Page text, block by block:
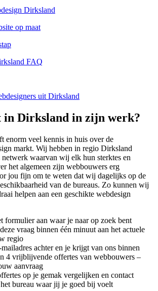
Dirksland
op maat
FAQ
uit Dirksland
in Dirksland in zijn werk?
enorm veel kennis in huis over de
markt. Wij hebben in regio Dirksland
waarvan wij elk hun sterktes en
het algemeen zijn webbouwers erg
jou fijn om te weten dat wij dagelijks op de
van de bureaus. Zo kunnen wij
helpen aan een geschikte webdesign
formulier aan waar je naar op zoek bent
vraag binnen één minuut aan het actuele
regio
achter en je krijgt van ons binnen
4 vrijblijvende offertes van webbouwers –
aanvraag
op je gemak vergelijken en contact
bureau waar jij je goed bij voelt